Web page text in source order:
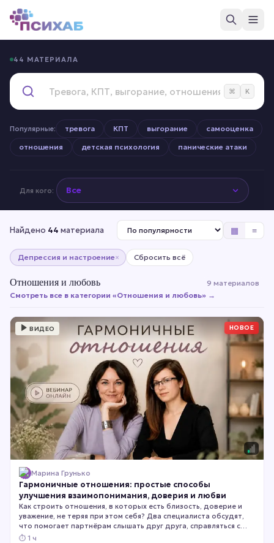
44 МАТЕРИАЛА
⌘ K
Популярные: тревога КПТ выгорание
самооценка
отношения
детская психология панические атаки
Для кого:
Найдено 44 материала ▦ ≡
Депрессия и настроение× Сбросить всё
Отношения и любовь
9 материалов
Смотреть все в категории «Отношения и любовь» →
ВИДЕО НОВОЕ
Марина Грунько
Гармоничные отношения: простые способы
улучшения взаимопонимания, доверия и любви
Как строить отношения, в которых есть близость, доверие и
уважение, не теряя при этом себя? Два специалиста обсудят,
что помогает партнёрам слышать друг друга, справляться с
конфликтами и сохранять эмоциональную связь.
⏱ 1 ч